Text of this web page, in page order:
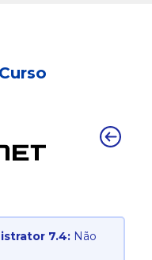
7.4: Não